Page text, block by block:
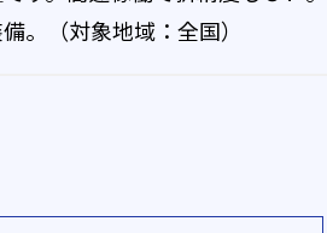
。（対象地域：全国）